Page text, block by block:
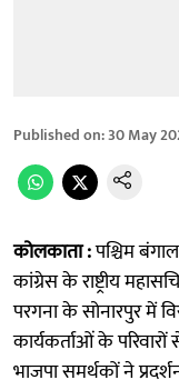
Published on:30 May
कोलकाता :पश्चिम
कांग्रेस के राष्ट्रीय
परगना के सोनारपुर में
कार्यकर्ताओं के
भाजपा समर्थकों ने